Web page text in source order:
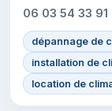
06 03 54 33 91
dépannage de
installation de
location de